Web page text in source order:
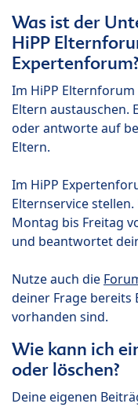
Was ist der
HiPP
Expertenforum?
Im HiPP
Eltern austauschen.
oder antworte auf
Eltern.
Im HiPP
Elternservice
Montag bis Freitag
und beantwortet
Nutze auch die
deiner Frage bereits
vorhanden sind.
Wie kann ich
oder löschen?
Deine eigenen